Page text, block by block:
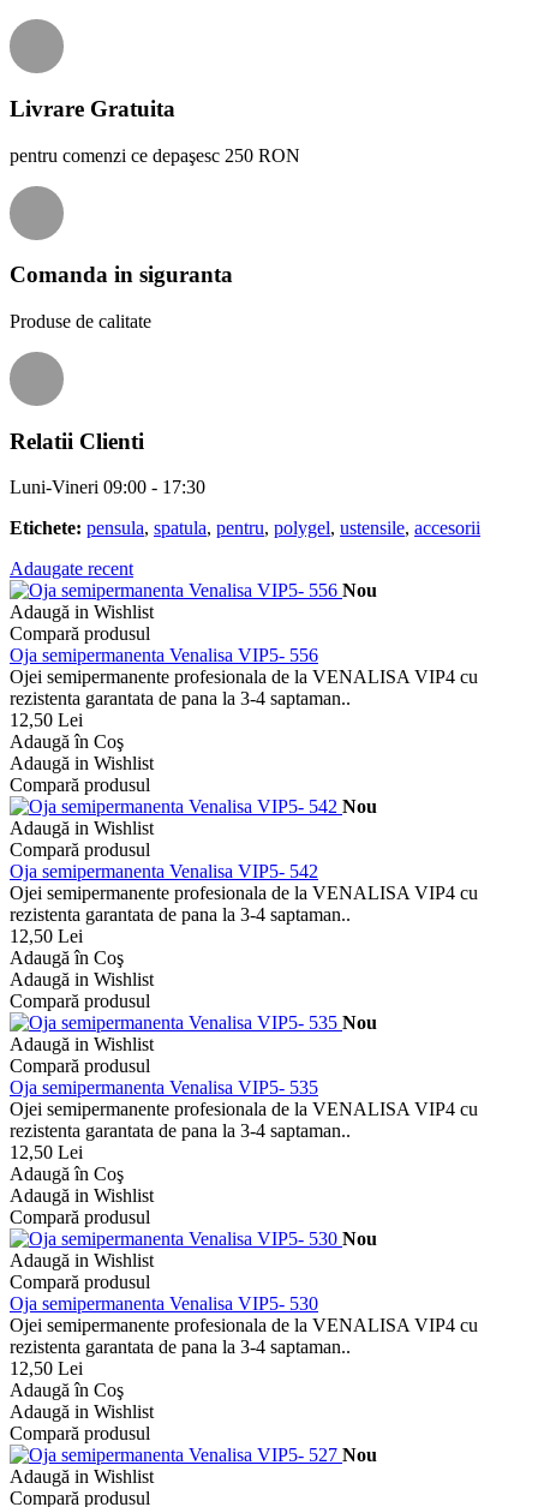
Livrare Gratuita
pentru comenzi ce depaşesc 250 RON
Comanda in siguranta
Produse de calitate
Relatii Clienti
Luni-Vineri 09:00 - 17:30
Etichete: pensula, spatula, pentru, polygel, ustensile, accesorii
Adaugate recent
Nou
Adaugă in Wishlist
Compară produsul
Oja semipermanenta Venalisa VIP5- 556
Ojei semipermanente profesionala de la VENALISA VIP4 cu
rezistenta garantata de pana la 3-4 saptaman..
12,50 Lei
Adaugă în Coş
Adaugă in Wishlist
Compară produsul
Nou
Adaugă in Wishlist
Compară produsul
Oja semipermanenta Venalisa VIP5- 542
Ojei semipermanente profesionala de la VENALISA VIP4 cu
rezistenta garantata de pana la 3-4 saptaman..
12,50 Lei
Adaugă în Coş
Adaugă in Wishlist
Compară produsul
Nou
Adaugă in Wishlist
Compară produsul
Oja semipermanenta Venalisa VIP5- 535
Ojei semipermanente profesionala de la VENALISA VIP4 cu
rezistenta garantata de pana la 3-4 saptaman..
12,50 Lei
Adaugă în Coş
Adaugă in Wishlist
Compară produsul
Nou
Adaugă in Wishlist
Compară produsul
Oja semipermanenta Venalisa VIP5- 530
Ojei semipermanente profesionala de la VENALISA VIP4 cu
rezistenta garantata de pana la 3-4 saptaman..
12,50 Lei
Adaugă în Coş
Adaugă in Wishlist
Compară produsul
Nou
Adaugă in Wishlist
Compară produsul